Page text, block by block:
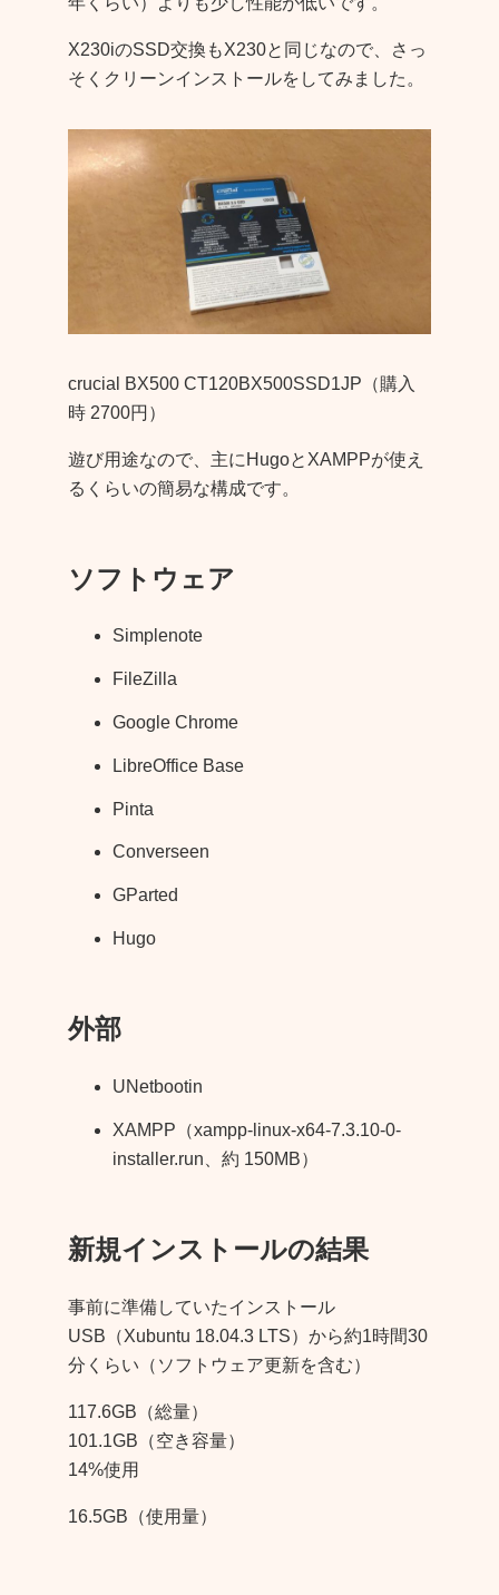
X230iのSSD交換もX230と同じなので、さっ
そくクリーンインストールをしてみました。
crucial BX500 CT120BX500SSD1JP（購入
時 2700円）
遊び用途なので、主にHugoとXAMPPが使え
るくらいの簡易な構成です。
ソフトウェア
Simplenote
FileZilla
Google Chrome
LibreOffice Base
Pinta
Converseen
GParted
Hugo
外部
UNetbootin
XAMPP（xampp-linux-x64-7.3.10-0-
installer.run、約 150MB）
新規インストールの結果
事前に準備していたインストール
USB（Xubuntu 18.04.3 LTS）から約1時間30
分くらい（ソフトウェア更新を含む）
117.6GB（総量）
101.1GB（空き容量）
14%使用
16.5GB（使用量）